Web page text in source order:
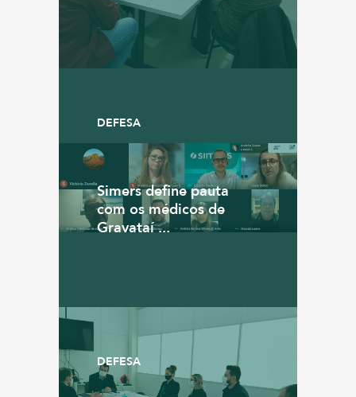
DEFESA
Simers define pauta
com os médicos de
Gravataí ...
DEFESA